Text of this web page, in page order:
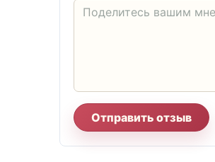
Отправить отзыв